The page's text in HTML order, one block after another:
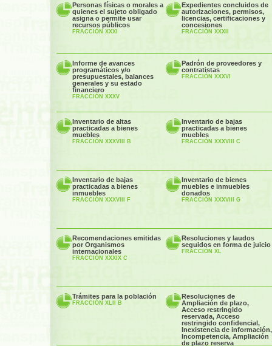
Personas físicas o morales a
quienes el sujeto obligado
asigna o permite usar
recursos públicos
FRACCIÓN XXXI
Expedientes concluidos de
autorizaciones, permisos,
licencias, certificaciones y
concesiones
FRACCIÓN XXXII
Informe de avances
programáticos y/o
presupuestales, balances
generales y su estado
financiero
FRACCIÓN XXXV
Padrón de proveedores y
contratistas
FRACCIÓN XXXVI
Inventario de altas
practicadas a bienes
muebles
FRACCIÓN XXXVIII B
Inventario de bajas
practicadas a bienes
muebles
FRACCIÓN XXXVIII C
Inventario de bajas
practicadas a bienes
inmuebles
FRACCIÓN XXXVIII F
Inventario de bienes
muebles e inmuebles
donados
FRACCIÓN XXXVIII G
Recomendaciones emitidas
por Organismos
internacionales
FRACCIÓN XXXIX C
Resoluciones y laudos
seguidos en forma de juicio
FRACCIÓN XL
Trámites para la población
FRACCIÓN XLII B
Resoluciones de
Ampliación de plazo,
Acceso restringido
reservada, Acceso
restringido confidencial,
Inexistencia de información,
Incompetencia, Ampliación
de plazo reserva